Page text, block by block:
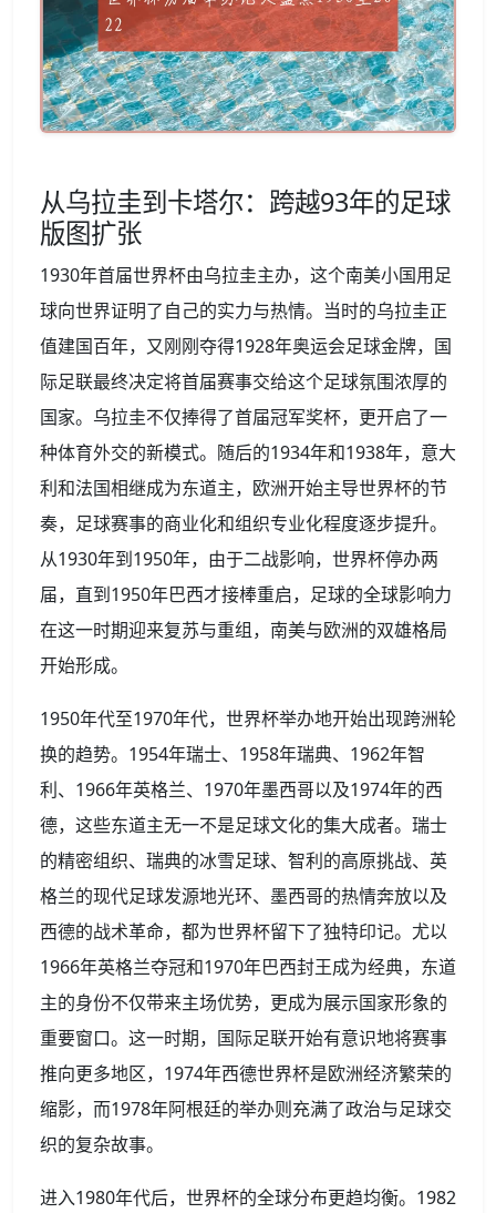
从乌拉圭到卡塔尔：跨越93年的足球
版图扩张
1930年首届世界杯由乌拉圭主办，这个南美小国用足
球向世界证明了自己的实力与热情。当时的乌拉圭正
值建国百年，又刚刚夺得1928年奥运会足球金牌，国
际足联最终决定将首届赛事交给这个足球氛围浓厚的
国家。乌拉圭不仅捧得了首届冠军奖杯，更开启了一
种体育外交的新模式。随后的1934年和1938年，意大
利和法国相继成为东道主，欧洲开始主导世界杯的节
奏，足球赛事的商业化和组织专业化程度逐步提升。
从1930年到1950年，由于二战影响，世界杯停办两
届，直到1950年巴西才接棒重启，足球的全球影响力
在这一时期迎来复苏与重组，南美与欧洲的双雄格局
开始形成。
1950年代至1970年代，世界杯举办地开始出现跨洲轮
换的趋势。1954年瑞士、1958年瑞典、1962年智
利、1966年英格兰、1970年墨西哥以及1974年的西
德，这些东道主无一不是足球文化的集大成者。瑞士
的精密组织、瑞典的冰雪足球、智利的高原挑战、英
格兰的现代足球发源地光环、墨西哥的热情奔放以及
西德的战术革命，都为世界杯留下了独特印记。尤以
1966年英格兰夺冠和1970年巴西封王成为经典，东道
主的身份不仅带来主场优势，更成为展示国家形象的
重要窗口。这一时期，国际足联开始有意识地将赛事
推向更多地区，1974年西德世界杯是欧洲经济繁荣的
缩影，而1978年阿根廷的举办则充满了政治与足球交
织的复杂故事。
进入1980年代后，世界杯的全球分布更趋均衡。1982